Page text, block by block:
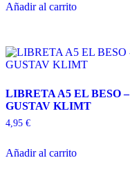
Añadir al carrito
LIBRETA A5 EL BESO –
GUSTAV KLIMT
4,95 €
Añadir al carrito